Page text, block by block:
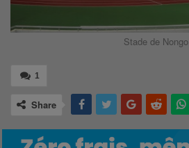
Stade de Nongo
1
Share